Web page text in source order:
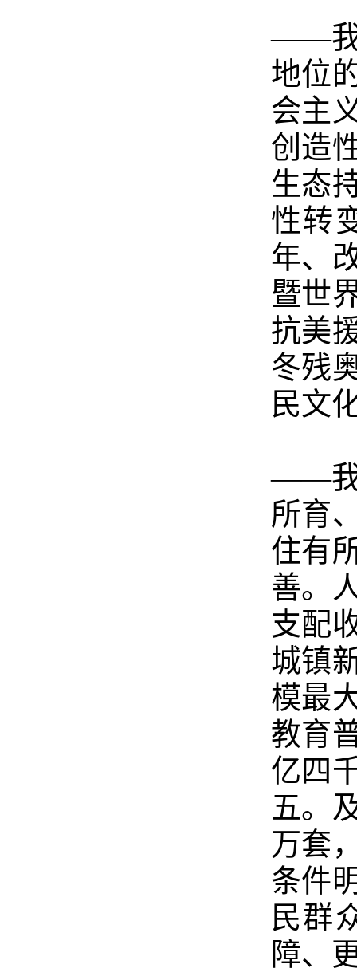
——我
地位
会主
创造
生态
性转
年、
暨世
抗美
冬残
民文
——我
所育
住有
善。
支配
城镇
模最
教育
亿四
五。
万套
条件
民群
障、